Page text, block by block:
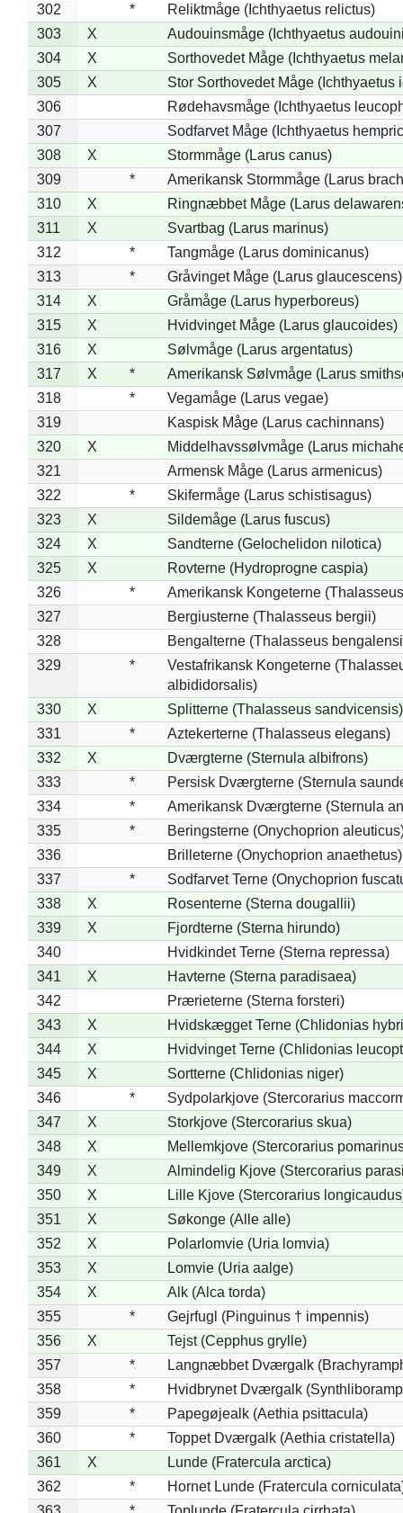
302
*
Reliktmåge (Ichthyaetus relictus)
303
X
Audouinsmåge (Ichthyaetus
304
X
Sorthovedet Måge (Ichthyaetus
305
X
Stor Sorthovedet Måge (Ichthyaetus
306
Rødehavsmåge (Ichthyaetus
307
Sodfarvet Måge (Ichthyaetus
308
X
Stormmåge (Larus canus)
309
*
Amerikansk Stormmåge (Larus
310
X
Ringnæbbet Måge (Larus
311
X
Svartbag (Larus marinus)
312
*
Tangmåge (Larus dominicanus)
313
*
Gråvinget Måge (Larus glaucescens)
314
X
Gråmåge (Larus hyperboreus)
315
X
Hvidvinget Måge (Larus glaucoides)
316
X
Sølvmåge (Larus argentatus)
317
X *
Amerikansk Sølvmåge (Larus
318
*
Vegamåge (Larus vegae)
319
Kaspisk Måge (Larus cachinnans)
320
X
Middelhavssølvmåge (Larus
321
Armensk Måge (Larus armenicus)
322
*
Skifermåge (Larus schistisagus)
323
X
Sildemåge (Larus fuscus)
324
X
Sandterne (Gelochelidon nilotica)
325
X
Rovterne (Hydroprogne caspia)
326
*
Amerikansk Kongeterne
327
Bergiusterne (Thalasseus bergii)
328
Bengalterne (Thalasseus
329
*
Vestafrikansk Kongeterne
albididorsalis)
330
X
Splitterne (Thalasseus sandvicensis)
331
*
Aztekerterne (Thalasseus elegans)
332
X
Dværgterne (Sternula albifrons)
333
*
Persisk Dværgterne (Sternula
334
*
Amerikansk Dværgterne (Sternula
335
*
Beringsterne (Onychoprion
336
Brilleterne (Onychoprion anaethetus)
337
*
Sodfarvet Terne (Onychoprion
338
X
Rosenterne (Sterna dougallii)
339
X
Fjordterne (Sterna hirundo)
340
Hvidkindet Terne (Sterna repressa)
341
X
Havterne (Sterna paradisaea)
342
Prærieterne (Sterna forsteri)
343
X
Hvidskægget Terne (Chlidonias
344
X
Hvidvinget Terne (Chlidonias
345
X
Sortterne (Chlidonias niger)
346
*
Sydpolarkjove (Stercorarius
347
X
Storkjove (Stercorarius skua)
348
X
Mellemkjove (Stercorarius
349
X
Almindelig Kjove (Stercorarius
350
X
Lille Kjove (Stercorarius
351
X
Søkonge (Alle alle)
352
X
Polarlomvie (Uria lomvia)
353
X
Lomvie (Uria aalge)
354
X
Alk (Alca torda)
355
*
Gejrfugl (Pinguinus † impennis)
356
X
Tejst (Cepphus grylle)
357
*
Langnæbbet Dværgalk
358
*
Hvidbrynet Dværgalk
359
*
Papegøjealk (Aethia psittacula)
360
*
Toppet Dværgalk (Aethia cristatella)
361
X
Lunde (Fratercula arctica)
362
*
Hornet Lunde (Fratercula